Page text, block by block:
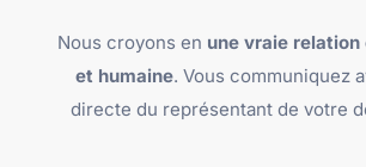
Nous croyons en une vraie
et humaine. Vous communiquez
directe du représentant de votre